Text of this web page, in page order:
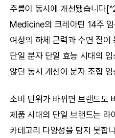
주름이 동시에 개선됐습니다
Medicine의 크레아틴 14주
여성의 하체 근력과 수면 질
단일 분자 단일 효능 시대의
않던 동시 개선이 분자 조합
소비 단위가 바뀌면 브랜드도
제품 시대의 단일 브랜드는 라
카테고리 다양성을 담지 못합